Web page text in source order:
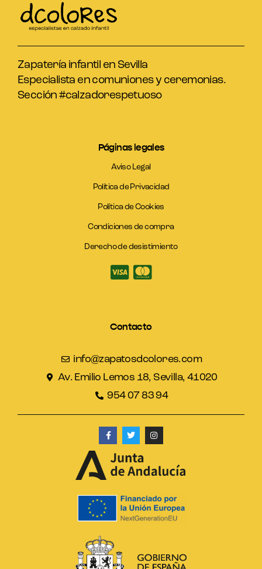
Zapatería infantil en Sevilla
Especialista en comuniones y ceremonias.
Sección #calzadorespetuoso
Páginas legales
Aviso Legal
Política de Privacidad
Política de Cookies
Condiciones de compra
Derecho de desistimiento
Contacto
info@zapatosdcolores.com
Av. Emilio Lemos 18, Sevilla, 41020
954 07 83 94